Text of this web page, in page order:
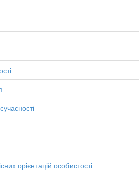
орієнтацій особистості